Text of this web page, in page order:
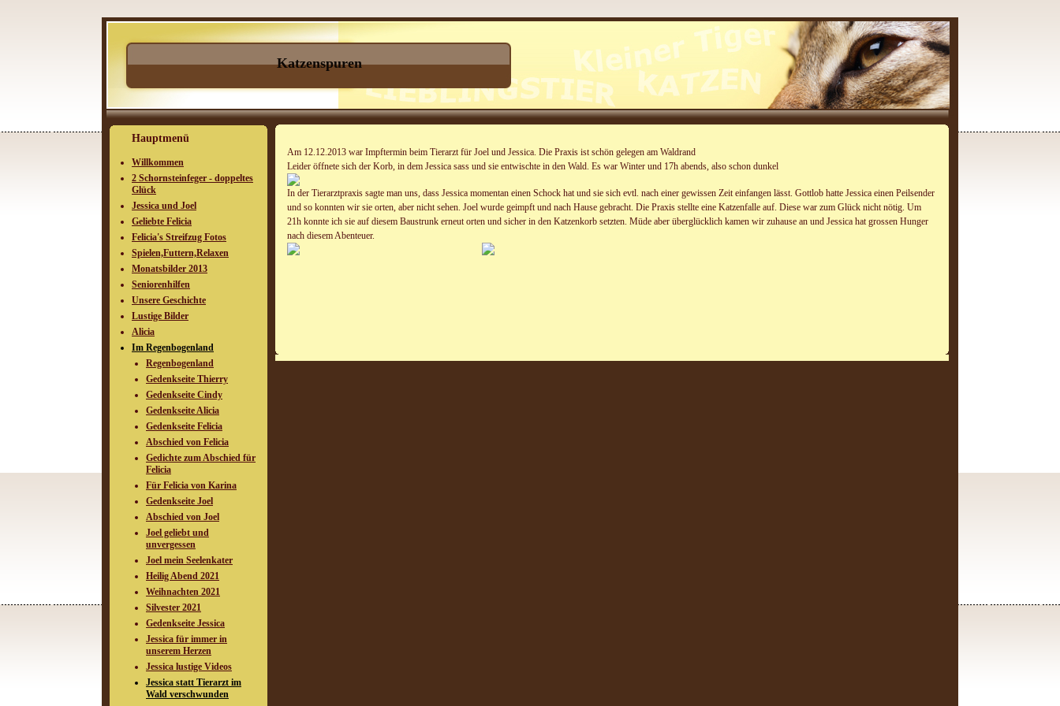
Katzenspuren
Hauptmenü
Willkommen
2 Schornsteinfeger - doppeltes
Glück
Jessica und Joel
Geliebte Felicia
Felicia's Streifzug Fotos
Spielen,Futtern,Relaxen
Monatsbilder 2013
Seniorenhilfen
Unsere Geschichte
Lustige Bilder
Alicia
Im Regenbogenland
Regenbogenland
Gedenkseite Thierry
Gedenkseite Cindy
Gedenkseite Alicia
Gedenkseite Felicia
Abschied von Felicia
Gedichte zum Abschied für
Felicia
Für Felicia von Karina
Gedenkseite Joel
Abschied von Joel
Joel geliebt und
unvergessen
Joel mein Seelenkater
Heilig Abend 2021
Weihnachten 2021
Silvester 2021
Gedenkseite Jessica
Jessica für immer in
unserem Herzen
Jessica lustige Videos
Jessica statt Tierarzt im
Wald verschwunden
Am 12.12.2013 war Impftermin beim Tierarzt für Joel und Jessica. Die Praxis ist schön gelegen am Waldrand
Leider öffnete sich der Korb, in dem Jessica sass und sie entwischte in den Wald. Es war Winter und 17h abends, also schon dunkel
In der Tierarztpraxis sagte man uns, dass Jessica momentan einen Schock hat und sie sich evtl. nach einer gewissen Zeit einfangen lässt. Gottlob hatte Jessica einen Peilsender
und so konnten wir sie orten, aber nicht sehen. Joel wurde geimpft und nach Hause gebracht. Die Praxis stellte eine Katzenfalle auf. Diese war zum Glück nicht nötig. Um
21h konnte ich sie auf diesem Baustrunk erneut orten und sicher in den Katzenkorb setzten. Müde aber überglücklich kamen wir zuhause an und Jessica hat grossen Hunger
nach diesem Abenteuer.